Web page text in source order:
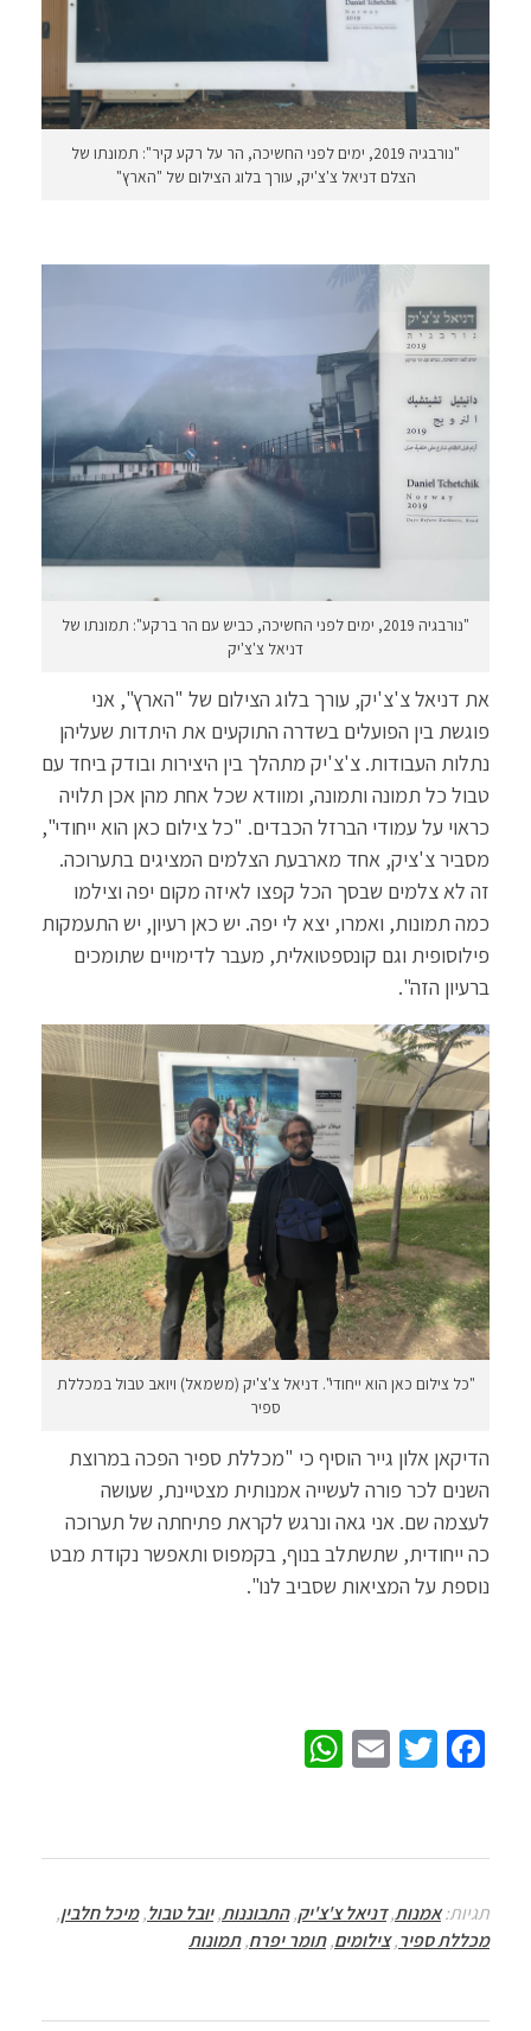
"נורבגיה 2019, ימים לפני החשיכה, הר על רקע קיר": תמונתו של
הצלם דניאל צ'צ'יק, עורך בלוג הצילום של "הארץ"
"נורבגיה 2019, ימים לפני החשיכה, כביש עם הר ברקע": תמונתו של
דניאל צ'צ'יק
את דניאל צ'צ'יק, עורך בלוג הצילום של "הארץ", אני
פוגשת בין הפועלים בשדרה התוקעים את היתדות שעליהן
נתלות העבודות. צ'צ'יק מתהלך בין היצירות ובודק ביחד עם
טבול כל תמונה ותמונה, ומוודא שכל אחת מהן אכן תלויה
כראוי על עמודי הברזל הכבדים. "כל צילום כאן הוא ייחודי",
מסביר צ'ציק, אחד מארבעת הצלמים המציגים בתערוכה.
זה לא צלמים שבסך הכל קפצו לאיזה מקום יפה וצילמו
כמה תמונות, ואמרו, יצא לי יפה. יש כאן רעיון, יש התעמקות
פילוסופית וגם קונספטואלית, מעבר לדימויים שתומכים
ברעיון הזה".
"כל צילום כאן הוא ייחודי". דניאל צ'צ'יק (משמאל) ויואב טבול במכללת
ספיר
הדיקאן אלון גייר הוסיף כי "מכללת ספיר הפכה במרוצת
השנים לכר פורה לעשייה אמנותית מצטיינת, שעושה
לעצמה שם. אני גאה ונרגש לקראת פתיחתה של תערוכה
כה ייחודית, שתשתלב בנוף, בקמפוס ותאפשר נקודת מבט
נוספת על המציאות שסביב לנו".
Fa
o
o
k
T
er
E
sA
p
p
תגיות:אמנות,דניאל צ'צ'יק,התבוננות,יובל טבול,מיכל חלבין,
מכללת ספיר,צילומים,תומר יפרח,תמונות